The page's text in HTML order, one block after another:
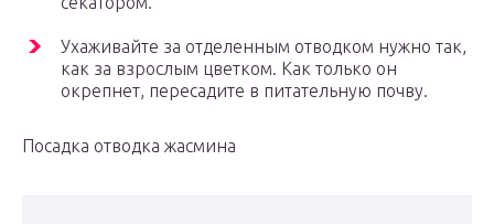
Ухаживайте за отделенным отводком нужно так,
как за взрослым цветком. Как только он
окрепнет, пересадите в питательную почву.
Посадка отводка жасмина